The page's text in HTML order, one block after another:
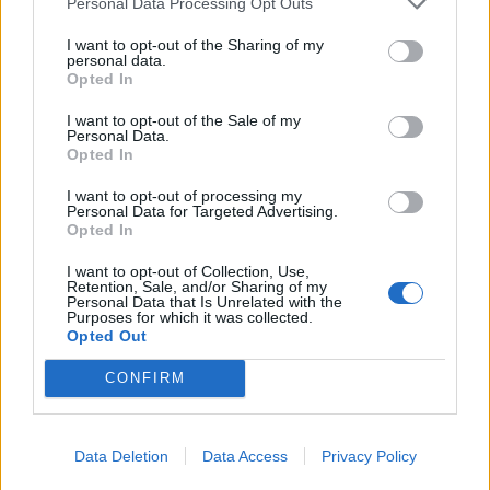
I want to opt-out of the Sharing of my
personal data.
Opted In
I want to opt-out of the Sale of my
Personal Data.
Opted In
I want to opt-out of processing my
Personal Data for Targeted Advertising.
Opted In
I want to opt-out of Collection, Use,
Retention, Sale, and/or Sharing of my
Personal Data that Is Unrelated with the
Purposes for which it was collected.
Opted Out
CONFIRM
Data Deletion Data Access Privacy Policy